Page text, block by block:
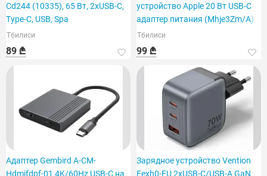
Cd244 (10335), 65 Вт, 2xUSB-C,
Type-C, USB, Spa
Тбилиси
89 ₾
устройство Apple 20 Вт USB-C
адаптер питания (Mhje3Zm/A)
Тбилиси
99 ₾
Адаптер Gembird A-CM-
Hdmifdpf-01 4K/60Hz USB-C на
Зарядное устройство Vention
Fexh0-EU 2xUSB-C/USB-A GaN